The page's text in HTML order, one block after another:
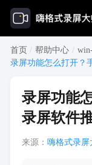
首页 / 帮助中心 /
录屏功能怎么打开？
录屏功能
录屏软件
来源： 嗨格式录屏